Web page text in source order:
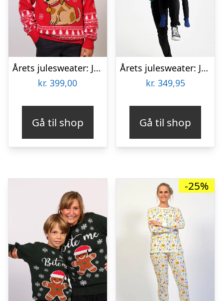
Årets julesweater: Julemandens Lille Hjælper – Børn. Ugly Christmas Sweater lavet i Danmark
kr. 399,00
Gå til shop
Årets julesweater: Julesweatshirt – herre / mænd. Ugly Christmas Sweater lavet i Danmark
kr. 349,95
Gå til shop
-25%